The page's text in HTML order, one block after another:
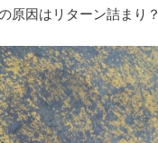
原因はリターン詰まり？